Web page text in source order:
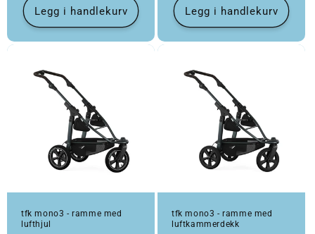
Legg i handlekurv Legg i handlekurv
tfk mono3 - ramme med
lufthjul
tfk mono3 - ramme med
luftkammerdekk